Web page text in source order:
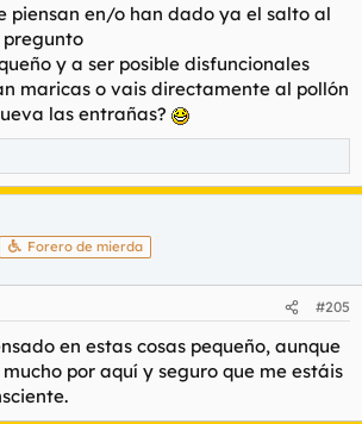
piensan en/o han dado ya el salto al
y a ser posible disfuncionales
maricas o vais directamente al pollón
las entrañas?
Forero de mierda
#205
en estas cosas pequeño, aunque
por aquí y seguro que me estáis